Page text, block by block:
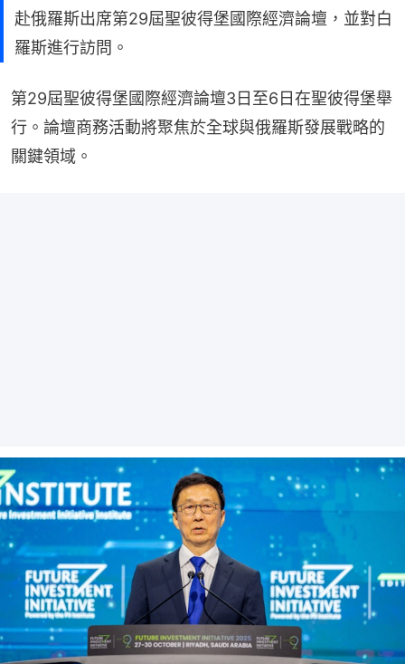
赴俄羅斯出席第29屆聖彼得堡國際經濟論壇，並對白
羅斯進行訪問。
第29屆聖彼得堡國際經濟論壇3日至6日在聖彼得堡舉
行。論壇商務活動將聚焦於全球與俄羅斯發展戰略的
關鍵領域。